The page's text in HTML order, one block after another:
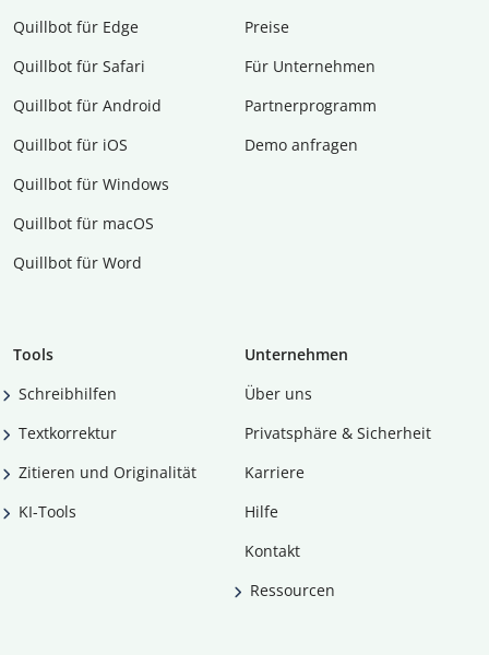
Quillbot für Edge
Quillbot für Safari
Quillbot für Android
Quillbot für iOS
Quillbot für Windows
Quillbot für macOS
Quillbot für Word
Preise
Für Unternehmen
Partnerprogramm
Demo anfragen
Tools
Schreibhilfen
Textkorrektur
Zitieren und Originalität
KI-Tools
Unternehmen
Über uns
Privatsphäre & Sicherheit
Karriere
Hilfe
Kontakt
Ressourcen